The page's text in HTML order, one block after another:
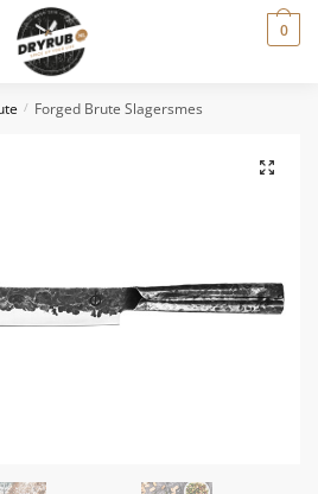
0
/ Forged Brute Slagersmes